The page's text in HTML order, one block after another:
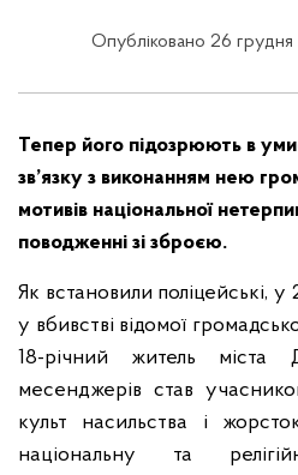
Опубліковано 26
Тепер його підозрюють в
зв’язку з виконанням нею
мотивів національної
поводженні зі зброєю.
Як встановили поліцейські,
у вбивстві відомої
18-річний житель
месенджерів став
культ насильства і
національну та